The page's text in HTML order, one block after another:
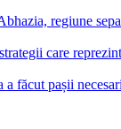
regiune
care
făcut pașii